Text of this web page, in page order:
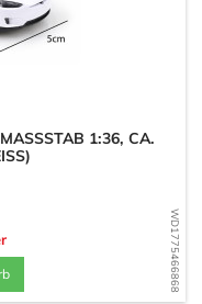
WD1775466868
1:36, CA. 1